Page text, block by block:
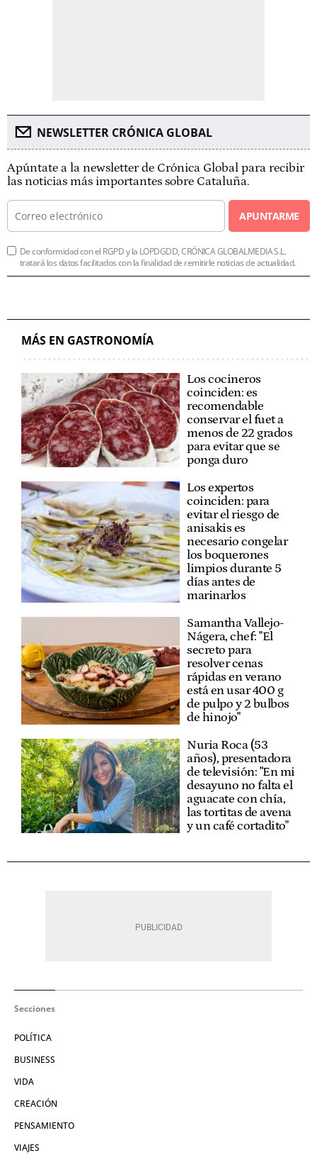
NEWSLETTER CRÓNICA GLOBAL
Apúntate a la newsletter de Crónica Global para recibir
las noticias más importantes sobre Cataluña.
APUNTARME
De conformidad con el RGPD y la LOPDGDD, CRÓNICA GLOBALMEDIA S.L.
tratará los datos facilitados con la finalidad de remitirle noticias de actualidad.
MÁS EN GASTRONOMÍA
Los cocineros
coinciden: es
recomendable
conservar el fuet a
menos de 22 grados
para evitar que se
ponga duro
Los expertos
coinciden: para
evitar el riesgo de
anisakis es
necesario congelar
los boquerones
limpios durante 5
días antes de
marinarlos
Samantha Vallejo-
Nágera, chef: "El
secreto para
resolver cenas
rápidas en verano
está en usar 400 g
de pulpo y 2 bulbos
de hinojo"
Nuria Roca (53
años), presentadora
de televisión: "En mi
desayuno no falta el
aguacate con chía,
las tortitas de avena
y un café cortadito"
Secciones
POLÍTICA
BUSINESS
VIDA
CREACIÓN
PENSAMIENTO
VIAJES